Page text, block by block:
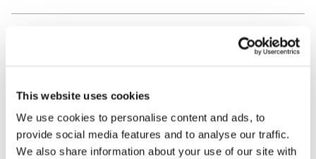
This website uses cookies
We use cookies to personalise content and ads, to
provide social media features and to analyse our traffic.
We also share information about your use of our site with
Promo
331018 | Ekselans
PER IL PREZZO EFFETTUA IL LOGIN